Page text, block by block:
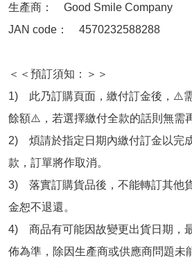
生產商：　Good Smile Company
JAN code：　4570232588288
＜＜預訂須知：＞＞
1)　此乃訂購頁面，繳付訂金後，⚠️
餘額⚠️，若選擇繳付全款的話則無需
2)　煩請於指定日期內繳付訂金以完
款，訂單將作取消。
3)　落實訂購貨品後，不能轉訂其他
金恕不退還。
4)　商品有可能因故變更出貨日期，
佈為準，除因生產商或供應商問題未